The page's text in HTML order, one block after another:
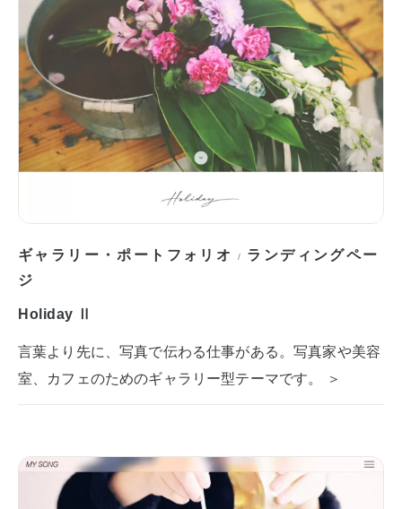
ギャラリー・ポートフォリオ / ランディングペー
ジ
Holiday Ⅱ
言葉より先に、写真で伝わる仕事がある。写真家や美容
室、カフェのためのギャラリー型テーマです。 ＞